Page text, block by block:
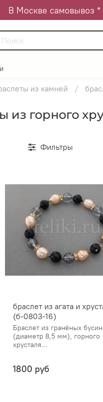
В Москве самовывоз
из камней
из горного
Фильтры
браслет из агата и
(б-0803-16)
Браслет из гранёных бусин
(диаметр 8,5 мм), горного
хрусталя...
1800 руб